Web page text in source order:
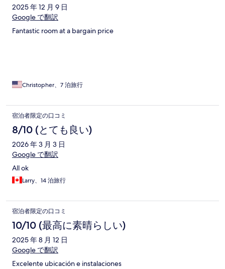
ミ
2025 年 12 月 9 日
Google で翻訳
Fantastic room at a bargain price
Christopher、7 泊旅行
宿泊者限定の口コミ
8/10 (とても良い)
2026 年 3 月 3 日
Google で翻訳
All ok
Larry、14 泊旅行
宿泊者限定の口コミ
10/10 (最高に素晴らしい)
2025 年 8 月 12 日
Google で翻訳
Excelente ubicación e instalaciones